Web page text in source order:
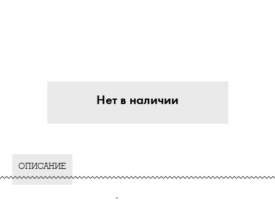
Нет в наличии
ОПИСАНИЕ
-